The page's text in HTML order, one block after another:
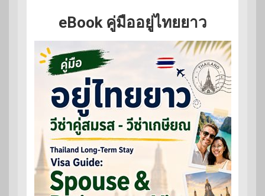
eBook คู่มืออยู่ไทยยาว